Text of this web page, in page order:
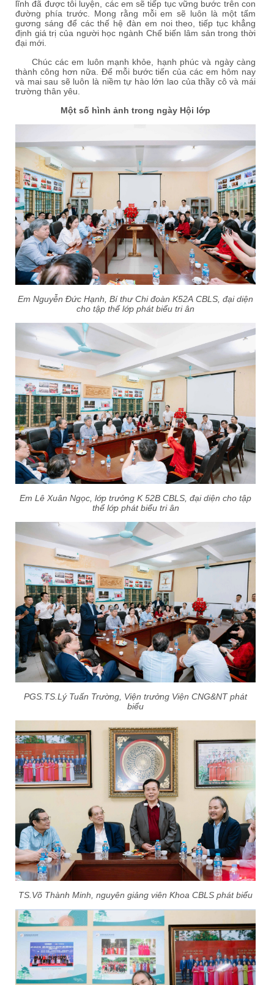
lĩnh đã được tôi luyện, các em sẽ tiếp tục vững bước trên con
đường phía trước. Mong rằng mỗi em sẽ luôn là một tấm
gương sáng để các thế hệ đàn em noi theo, tiếp tục khẳng
định giá trị của người học ngành Chế biến lâm sản trong thời
đại mới.
Chúc các em luôn mạnh khỏe, hạnh phúc và ngày càng
thành công hơn nữa. Để mỗi bước tiến của các em hôm nay
và mai sau sẽ luôn là niềm tự hào lớn lao của thầy cô và mái
trường thân yêu.
Một số hình ảnh trong ngày Hội lớp
Em Nguyễn Đức Hạnh, Bí thư Chi đoàn K52A CBLS, đại diện
cho tập thể lớp phát biểu tri ân
Em Lê Xuân Ngọc, lớp trưởng K 52B CBLS, đại diện cho tập
thể lớp phát biểu tri ân
PGS.TS.Lý Tuấn Trường, Viện trưởng Viện CNG&NT phát
biểu
TS.Võ Thành Minh, nguyên giảng viên Khoa CBLS phát biểu